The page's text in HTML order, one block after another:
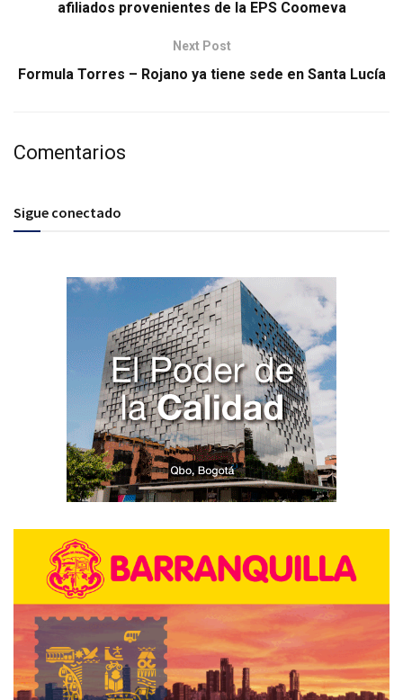
afiliados provenientes de la EPS Coomeva
Next Post
Formula Torres – Rojano ya tiene sede en Santa Lucía
Comentarios
Sigue conectado